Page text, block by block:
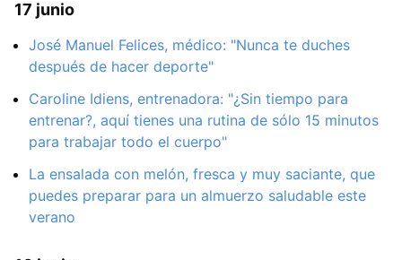
17 junio
José Manuel Felices, médico: "Nunca te duches
después de hacer deporte"
Caroline Idiens, entrenadora: "¿Sin tiempo para
entrenar?, aquí tienes una rutina de sólo 15 minutos
para trabajar todo el cuerpo"
La ensalada con melón, fresca y muy saciante, que
puedes preparar para un almuerzo saludable este
verano